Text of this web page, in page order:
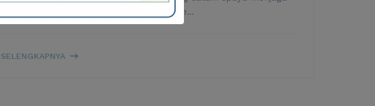
lingkungan dan kesehatan masyarakat. Pe...
SELENGKAPNYA PENTINGNYA